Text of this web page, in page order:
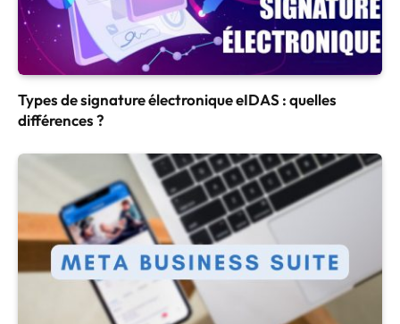
Types de signature électronique eIDAS : quelles
différences ?